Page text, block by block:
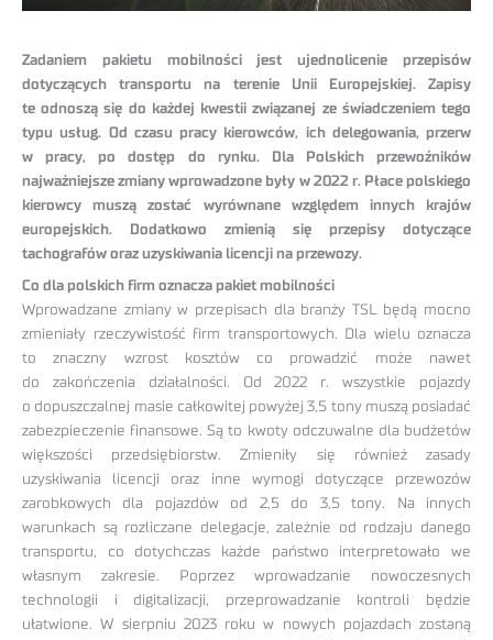
Zadaniem pakietu mobilności jest ujednolicenie przepisów
dotyczących transportu na terenie Unii Europejskiej. Zapisy
te odnoszą się do każdej kwestii związanej ze świadczeniem tego
typu usług. Od czasu pracy kierowców, ich delegowania, przerw
w pracy, po dostęp do rynku. Dla Polskich przewoźników
najważniejsze zmiany wprowadzone były w 2022 r. Płace polskiego
kierowcy muszą zostać wyrównane względem innych krajów
europejskich. Dodatkowo zmienią się przepisy dotyczące
tachografów oraz uzyskiwania licencji na przewozy.
Co dla polskich firm oznacza pakiet mobilności
Wprowadzane zmiany w przepisach dla branży TSL będą mocno
zmieniały rzeczywistość firm transportowych. Dla wielu oznacza
to znaczny wzrost kosztów co prowadzić może nawet
do zakończenia działalności. Od 2022 r. wszystkie pojazdy
o dopuszczalnej masie całkowitej powyżej 3,5 tony muszą posiadać
zabezpieczenie finansowe. Są to kwoty odczuwalne dla budżetów
większości przedsiębiorstw. Zmieniły się również zasady
uzyskiwania licencji oraz inne wymogi dotyczące przewozów
zarobkowych dla pojazdów od 2,5 do 3,5 tony. Na innych
warunkach są rozliczane delegacje, zależnie od rodzaju danego
transportu, co dotychczas każde państwo interpretowało we
własnym zakresie. Poprzez wprowadzanie nowoczesnych
technologii i digitalizacji, przeprowadzanie kontroli będzie
ułatwione. W sierpniu 2023 roku w nowych pojazdach zostaną